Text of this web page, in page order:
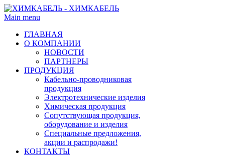
Main menu
ГЛАВНАЯ
О КОМПАНИИ
НОВОСТИ
ПАРТНЕРЫ
ПРОДУКЦИЯ
Кабельно-проводниковая
продукция
Электротехнические изделия
Химическая продукция
Сопутствующая продукция,
оборудование и изделия
Специальные предложения,
акции и распродажи!
КОНТАКТЫ